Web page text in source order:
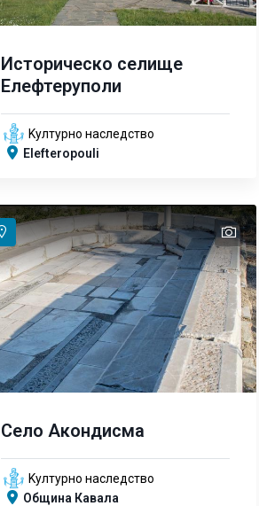
Историческо селище
Елефтеруполи
Kултурно наследство
Elefteropouli
text
text
text
Село Акондисма
Kултурно наследство
Община Кавала